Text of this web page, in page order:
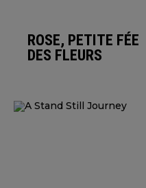
ROSE, PETITE FÉE
DES FLEURS